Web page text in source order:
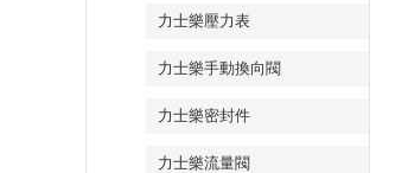
力士樂壓力表
力士樂手動換向閥
力士樂密封件
力士樂流量閥